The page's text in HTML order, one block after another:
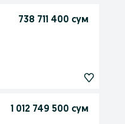
738 711 400 сум
1 012 749 500 сум